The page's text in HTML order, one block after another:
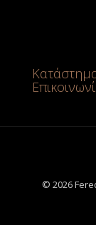
© 2026